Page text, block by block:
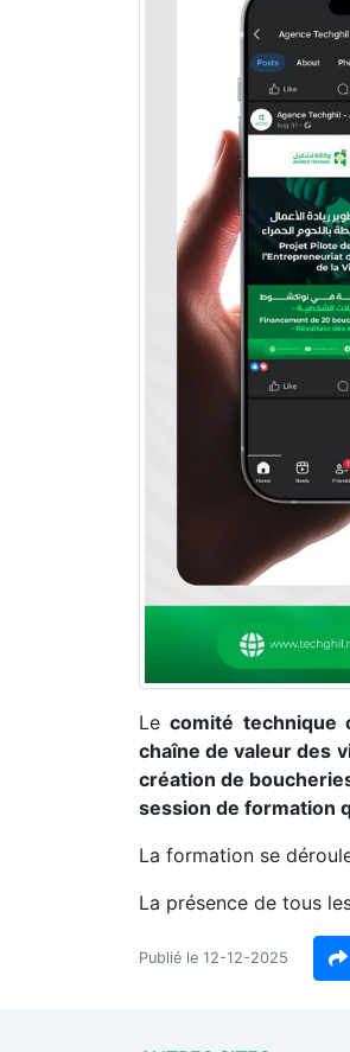
Lecomité technique
chaîne de valeur des
création de
session de formation
La formation se
La présence de tous
Publié le 12-12-2025